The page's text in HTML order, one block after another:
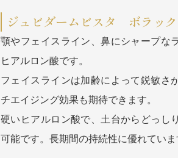
ジュビダームビスタ ボラッ
顎やフェイスライン、鼻にシャープな
ヒアルロン酸です。
フェイスラインは加齢によって鋭敏さ
チエイジング効果も期待できます。
硬いヒアルロン酸で、土台からどっし
可能です。長期間の持続性に優れていま